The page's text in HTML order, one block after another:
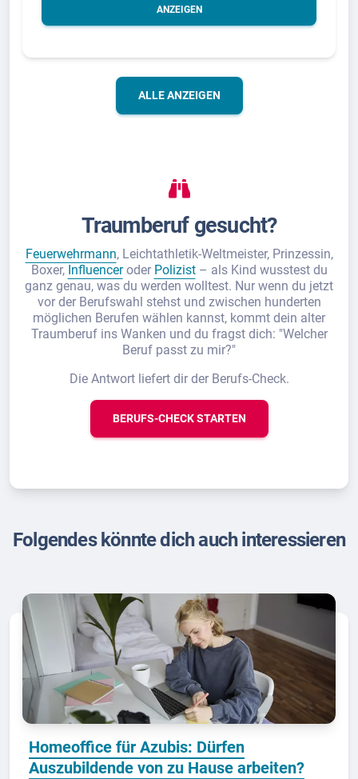
ANZEIGEN
ALLE ANZEIGEN
Traumberuf gesucht?
Feuerwehrmann, Leichtathletik-Weltmeister, Prinzessin,
Boxer, Influenceroder Polizist– als Kind wusstest du
ganz genau, was du werden wolltest. Nur wenn du jetzt
vor der Berufswahl stehst und zwischen hunderten
möglichen Berufen wählen kannst, kommt dein alter
Traumberuf ins Wanken und du fragst dich: "Welcher
Beruf passt zu mir?"
Die Antwort liefert dir der Berufs-Check.
BERUFS-CHECK STARTEN
Folgendes könnte dich auch interessieren
Homeoffice für Azubis: Dürfen
Auszubildende von zu Hause arbeiten?